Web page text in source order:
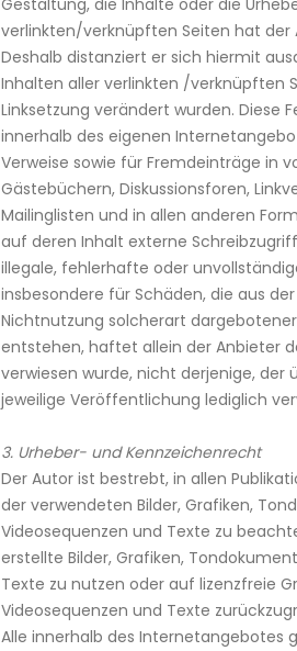
Gestaltung, die Inhalte oder die
verlinkten/verknüpften Seiten hat der
Deshalb distanziert er sich hiermit
Inhalten aller verlinkten /verknüpften
Linksetzung verändert wurden. Diese
innerhalb des eigenen
Verweise sowie für Fremdeinträge in
Gästebüchern, Diskussionsforen,
Mailinglisten und in allen anderen
auf deren Inhalt externe
illegale, fehlerhafte oder
insbesondere für Schäden, die aus
Nichtnutzung solcherart
entstehen, haftet allein der Anbieter
verwiesen wurde, nicht derjenige, der
jeweilige Veröffentlichung lediglich
3. Urheber- und Kennzeichenrecht
Der Autor ist bestrebt, in allen
der verwendeten Bilder, Grafiken,
Videosequenzen und Texte zu
erstellte Bilder, Grafiken,
Texte zu nutzen oder auf lizenzfreie
Videosequenzen und Texte
Alle innerhalb des Internetangebotes